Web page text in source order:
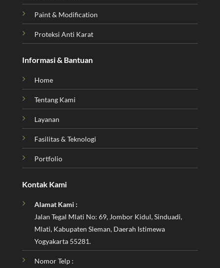
Paint & Modification
Proteksi Anti Karat
Informasi & Bantuan
Home
Tentang Kami
Layanan
Fasilitas & Teknologi
Portfolio
Kontak Kami
Alamat Kami :
Jalan Tegal Mlati No: 69, Jombor Kidul, Sinduadi,
Mlati, Kabupaten Sleman, Daerah Istimewa
Yogyakarta 55281.
Nomor Telp :